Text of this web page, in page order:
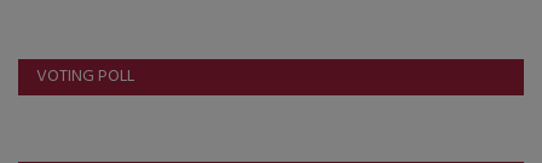
VOTING POLL